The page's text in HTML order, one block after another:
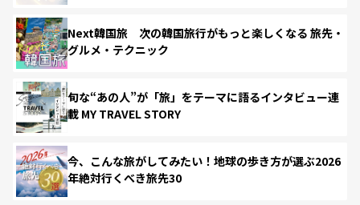
Next韓国旅 次の韓国旅行がもっと楽しくなる 旅先・
グルメ・テクニック
旬な“あの人”が「旅」をテーマに語るインタビュー連
載 MY TRAVEL STORY
今、こんな旅がしてみたい！地球の歩き方が選ぶ2026
年絶対行くべき旅先30